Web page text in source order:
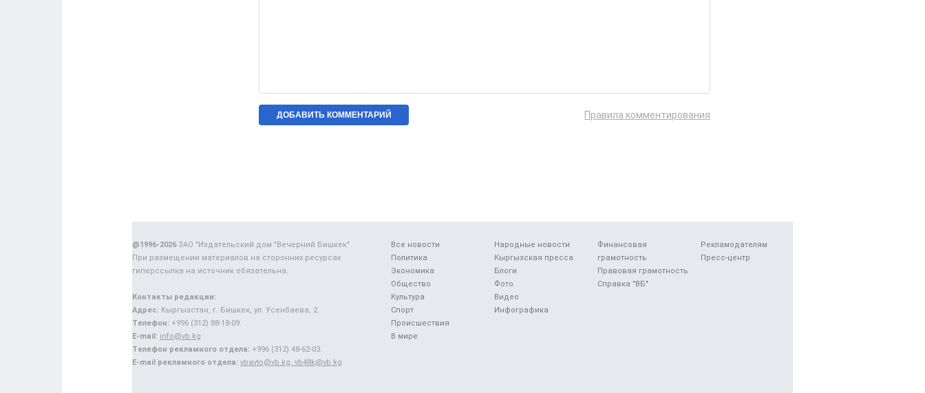
Правила комментирования
Все новости
Политика
Экономика
Общество
Культура
Спорт
Происшествия
В мире
Народные новости
Кыргызская пресса
Блоги
Фото
Видео
Инфографика
Финансовая
грамотность
Правовая грамотность
Справка "ВБ"
Рекламодателям
Пресс-центр
@1996-2026ЗАО "Издательский дом "Вечерний Бишкек"
При размещении материалов на сторонних ресурсах
гиперссылка на источник обязательна.
Контакты редакции:
Адрес: Кыргызстан, г. Бишкек, ул. Усенбаева, 2.
Телефон: +996 (312) 88-18-09.
E-mail: info@vb.kg
Телефон рекламного отдела: +996 (312) 48-62-03.
E-mail рекламного отдела: vbavto@vb.kg, vb48k@vb.kg